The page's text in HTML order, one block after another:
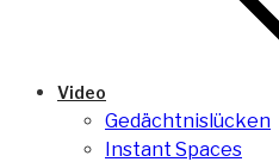
Video
Gedächtnislücken
Instant Spaces